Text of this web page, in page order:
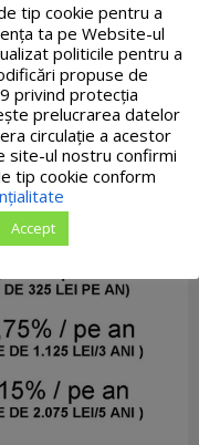
tip cookie pentru a
ta pe Website-ul
politicile pentru a
propuse de
privind protecția
prelucrarea datelor
circulație a acestor
site-ul nostru confirmi
tip cookie conform
Accept